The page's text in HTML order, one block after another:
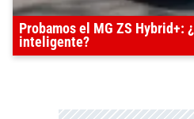
Probamos el MG ZS Hybrid+:
inteligente?